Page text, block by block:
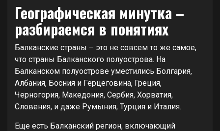
Географическая минутка –
разбираемся в понятиях
Балканские страны – это не совсем то же самое,
что страны Балканского полуострова. На
Балканском полуострове уместились Болгария,
Албания, Босния и Герцеговина, Греция,
Черногория, Македония, Сербия, Хорватия,
Словения, и даже Румыния, Турция и Италия.
Еще есть Балканский регион, включающий